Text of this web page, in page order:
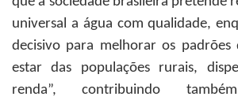
universal a água com qualidade,
decisivo para melhorar os padrões
estar das populações rurais,
renda”, contribuindo